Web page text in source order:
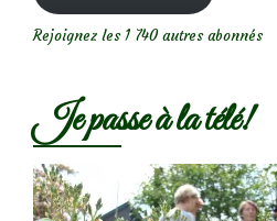
Rejoignez les 1 740 autres abonnés
Je passe à la télé!